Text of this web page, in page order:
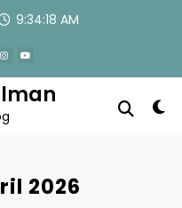
9:34:19 AM
2026